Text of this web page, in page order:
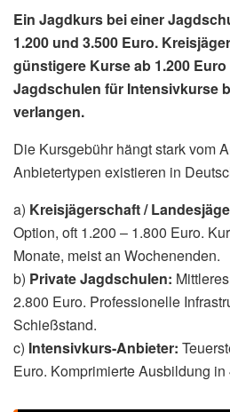
Ein Jagdkurs bei einer
1.200 und 3.500 Euro.
günstigere Kurse ab 1.200
Jagdschulen für Intensivkurse
verlangen.
Die Kursgebühr hängt stark vom
Anbietertypen existieren in
a) Kreisjägerschaft /
Option, oft 1.200 – 1.800 Euro.
Monate, meist an Wochenenden.
b) Private Jagdschulen:
2.800 Euro. Professionelle
Schießstand.
c) Intensivkurs-Anbieter:
Euro. Komprimierte Ausbildung